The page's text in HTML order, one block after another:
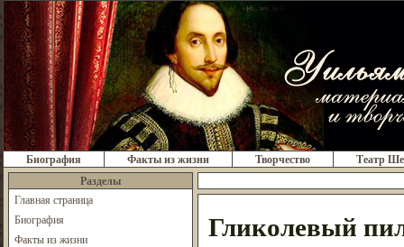
Биография Факты из жизни Творчество
Театр
Разделы
Главная страница
Биография
Факты из жизни
Гликолевый